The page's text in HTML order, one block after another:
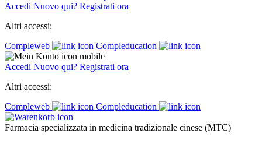
Accedi Nuovo qui? Registrati ora
Altri accessi:
Compleweb
Compleducation
Accedi Nuovo qui? Registrati ora
Altri accessi:
Compleweb
Compleducation
Farmacia specializzata in medicina tradizionale cinese (MTC)